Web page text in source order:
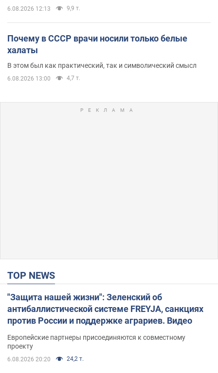
6.08.2026 12:13 9,9 т.
Почему в СССР врачи носили только белые
халаты
В этом был как практический, так и символический смысл
6.08.2026 13:00 4,7 т.
TOP NEWS
"Защита нашей жизни": Зеленский об
антибаллистической системе FREYJA, санкциях
против России и поддержке аграриев. Видео
Европейские партнеры присоединяются к совместному
проекту
6.08.2026 20:20 24,2 т.